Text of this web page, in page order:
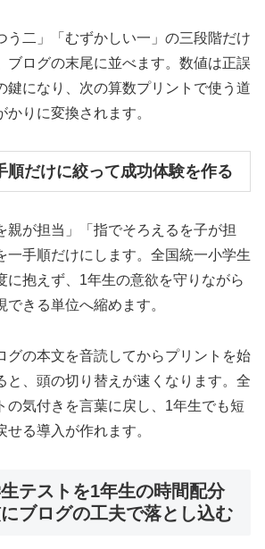
う二」「むずかしい一」の三段階だけ
ブログの末尾に並べます。数値は正誤
鍵になり、次の算数プリントで使う道
りに変換されます。
順だけに絞って成功体験を作る
親が担当」「指でそろえるを子が担
一手順だけにします。全国統一小学生
に抱えず、1年生の意欲を守りながら
きる単位へ縮めます。
グの本文を音読してからプリントを始
と、頭の切り替えが速くなります。全
の気付きを言葉に戻し、1年生でも短
る導入が作れます。
テストを1年生の時間配分
ブログの工夫で落とし込む